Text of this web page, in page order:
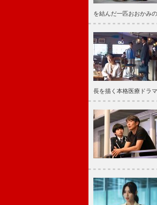
を結んだ一匹おおかみ
長を描く本格医療ドラ